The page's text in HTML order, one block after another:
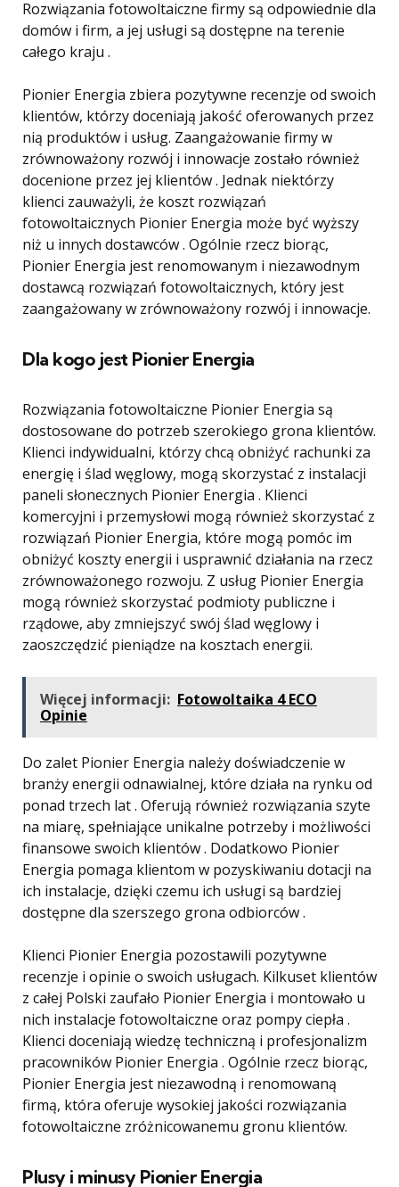
Rozwiązania fotowoltaiczne firmy są odpowiednie dla
domów i firm, a jej usługi są dostępne na terenie
całego kraju .
Pionier Energia zbiera pozytywne recenzje od swoich
klientów, którzy doceniają jakość oferowanych przez
nią produktów i usług. Zaangażowanie firmy w
zrównoważony rozwój i innowacje zostało również
docenione przez jej klientów . Jednak niektórzy
klienci zauważyli, że koszt rozwiązań
fotowoltaicznych Pionier Energia może być wyższy
niż u innych dostawców . Ogólnie rzecz biorąc,
Pionier Energia jest renomowanym i niezawodnym
dostawcą rozwiązań fotowoltaicznych, który jest
zaangażowany w zrównoważony rozwój i innowacje.
Dla kogo jest Pionier Energia
Rozwiązania fotowoltaiczne Pionier Energia są
dostosowane do potrzeb szerokiego grona klientów.
Klienci indywidualni, którzy chcą obniżyć rachunki za
energię i ślad węglowy, mogą skorzystać z instalacji
paneli słonecznych Pionier Energia . Klienci
komercyjni i przemysłowi mogą również skorzystać z
rozwiązań Pionier Energia, które mogą pomóc im
obniżyć koszty energii i usprawnić działania na rzecz
zrównoważonego rozwoju. Z usług Pionier Energia
mogą również skorzystać podmioty publiczne i
rządowe, aby zmniejszyć swój ślad węglowy i
zaoszczędzić pieniądze na kosztach energii.
Więcej informacji: Fotowoltaika 4 ECO
Opinie
Do zalet Pionier Energia należy doświadczenie w
branży energii odnawialnej, które działa na rynku od
ponad trzech lat . Oferują również rozwiązania szyte
na miarę, spełniające unikalne potrzeby i możliwości
finansowe swoich klientów . Dodatkowo Pionier
Energia pomaga klientom w pozyskiwaniu dotacji na
ich instalacje, dzięki czemu ich usługi są bardziej
dostępne dla szerszego grona odbiorców .
Klienci Pionier Energia pozostawili pozytywne
recenzje i opinie o swoich usługach. Kilkuset klientów
z całej Polski zaufało Pionier Energia i montowało u
nich instalacje fotowoltaiczne oraz pompy ciepła .
Klienci doceniają wiedzę techniczną i profesjonalizm
pracowników Pionier Energia . Ogólnie rzecz biorąc,
Pionier Energia jest niezawodną i renomowaną
firmą, która oferuje wysokiej jakości rozwiązania
fotowoltaiczne zróżnicowanemu gronu klientów.
Plusy i minusy Pionier Energia